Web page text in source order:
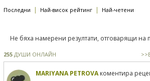
Последни | Най-висок рейтинг | Най-четени
Не бяха намерени резултати, отговарящи на
255 ДУШИ ОНЛАЙН
MARIYANA PETROVAкоментира